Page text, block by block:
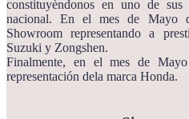
constituyèndonos en uno de
nacional. En el mes de Mayo
Showroom representando a
Suzuki y Zongshen.
Finalmente, en el mes de
representación dela marca Honda.